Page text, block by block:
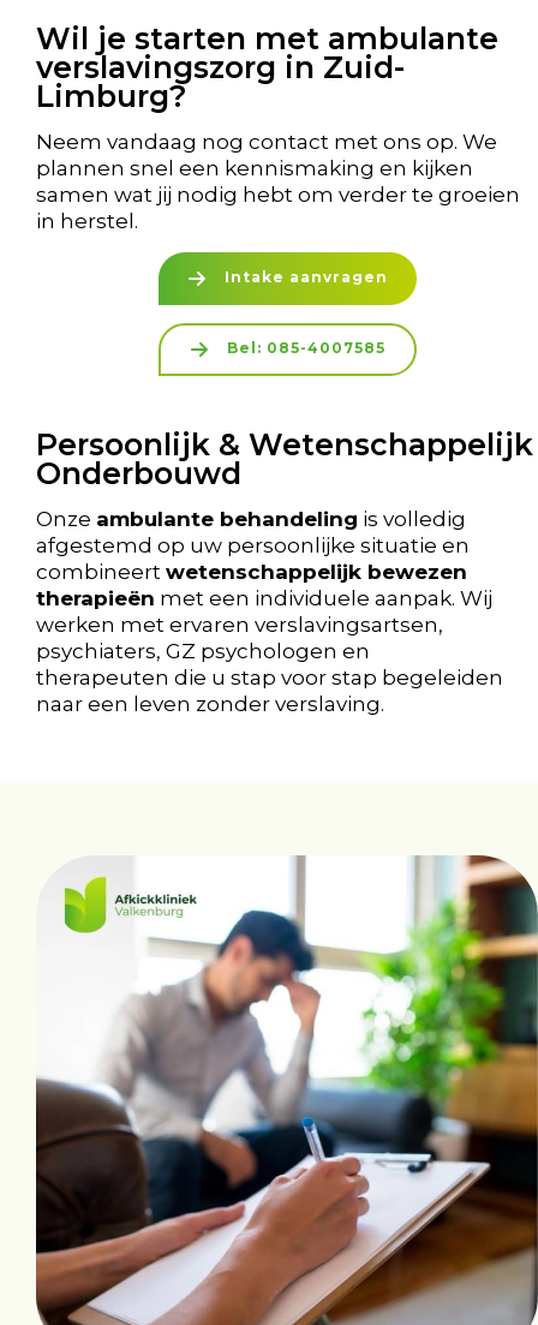
Wil je starten met ambulante
verslavingszorg in Zuid-
Limburg?
Neem vandaag nog contact met ons op. We
plannen snel een kennismaking en kijken
samen wat jij nodig hebt om verder te groeien
in herstel.
Intake aanvragen
Bel: 085-4007585
Persoonlijk & Wetenschappelijk
Onderbouwd
Onze ambulante behandeling is volledig
afgestemd op uw persoonlijke situatie en
combineert wetenschappelijk bewezen
therapieën met een individuele aanpak. Wij
werken met ervaren verslavingsartsen,
psychiaters, GZ psychologen en
therapeuten die u stap voor stap begeleiden
naar een leven zonder verslaving.